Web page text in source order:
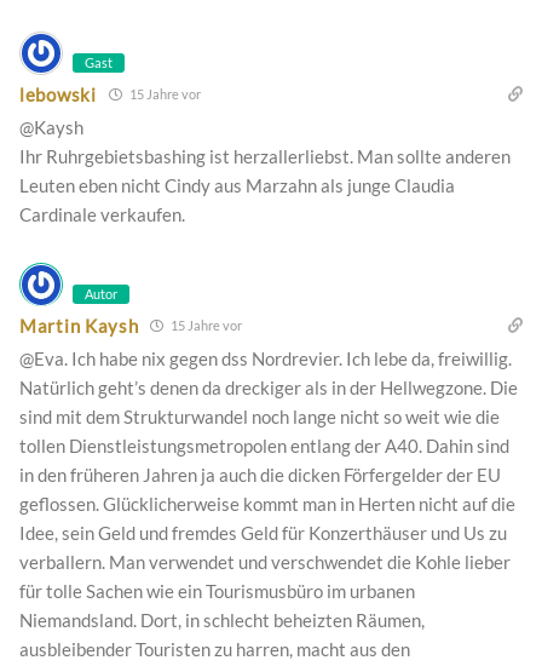
Gast
lebowski 15 Jahre vor
@Kaysh
Ihr Ruhrgebietsbashing ist herzallerliebst. Man sollte anderen
Leuten eben nicht Cindy aus Marzahn als junge Claudia
Cardinale verkaufen.
Autor
Martin Kaysh 15 Jahre vor
@Eva. Ich habe nix gegen dss Nordrevier. Ich lebe da, freiwillig.
Natürlich geht’s denen da dreckiger als in der Hellwegzone. Die
sind mit dem Strukturwandel noch lange nicht so weit wie die
tollen Dienstleistungsmetropolen entlang der A40. Dahin sind
in den früheren Jahren ja auch die dicken Förfergelder der EU
geflossen. Glücklicherweise kommt man in Herten nicht auf die
Idee, sein Geld und fremdes Geld für Konzerthäuser und Us zu
verballern. Man verwendet und verschwendet die Kohle lieber
für tolle Sachen wie ein Tourismusbüro im urbanen
Niemandsland. Dort, in schlecht beheizten Räumen,
ausbleibender Touristen zu harren, macht aus den